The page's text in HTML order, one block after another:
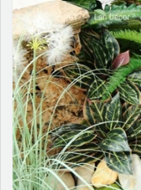
CÂY GIẢ TRANG
TƯỜNG CÂY GIẢ